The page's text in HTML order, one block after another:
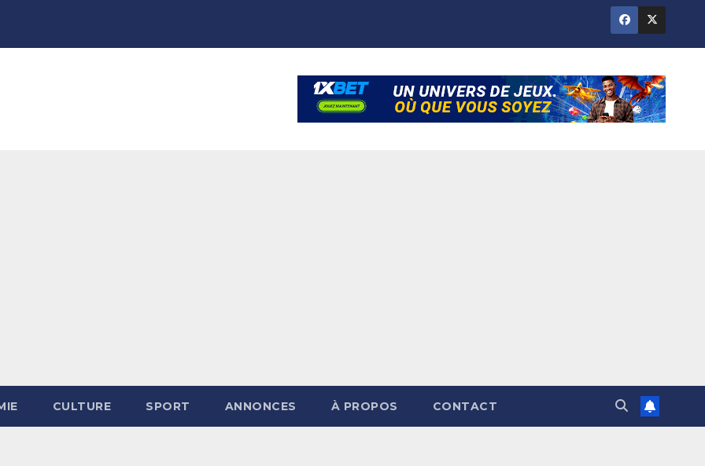
CULTURE SPORT ANNONCES À PROPOS CONTACT